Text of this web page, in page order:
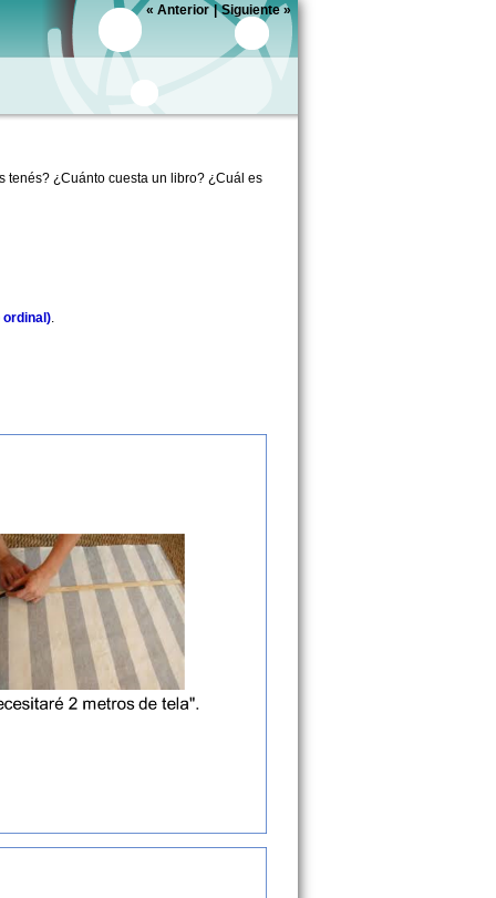
« Anterior|Siguiente»
tenés? ¿Cuánto cuesta un libro? ¿Cuál es
ordinal).